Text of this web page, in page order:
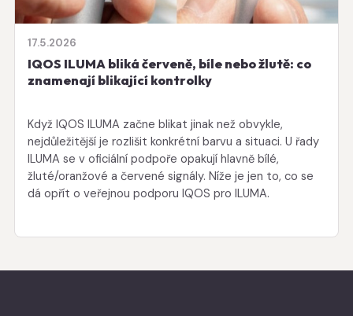
17.5.2026
IQOS ILUMA bliká červeně, bíle nebo žlutě: co
znamenají blikající kontrolky
Když IQOS ILUMA začne blikat jinak než obvykle,
nejdůležitější je rozlišit konkrétní barvu a situaci. U řady
ILUMA se v oficiální podpoře opakují hlavně bílé,
žluté/oranžové a červené signály. Níže je jen to, co se
dá opřít o veřejnou podporu IQOS pro ILUMA.